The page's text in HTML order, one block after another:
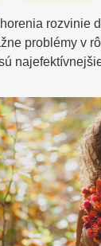
rozvinie
problémy v